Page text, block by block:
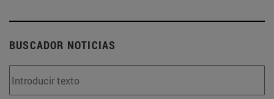
BUSCADOR NOTICIAS